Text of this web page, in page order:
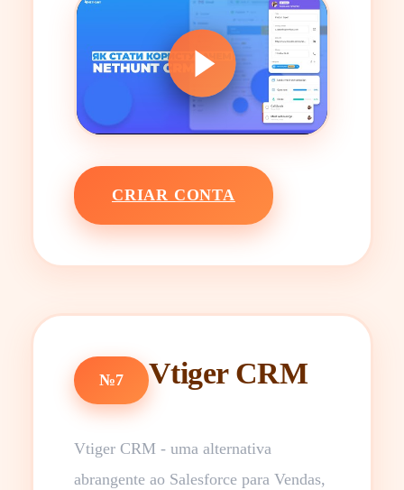
CRIAR CONTA
№7 Vtiger CRM
Vtiger CRM - uma alternativa
abrangente ao Salesforce para Vendas,